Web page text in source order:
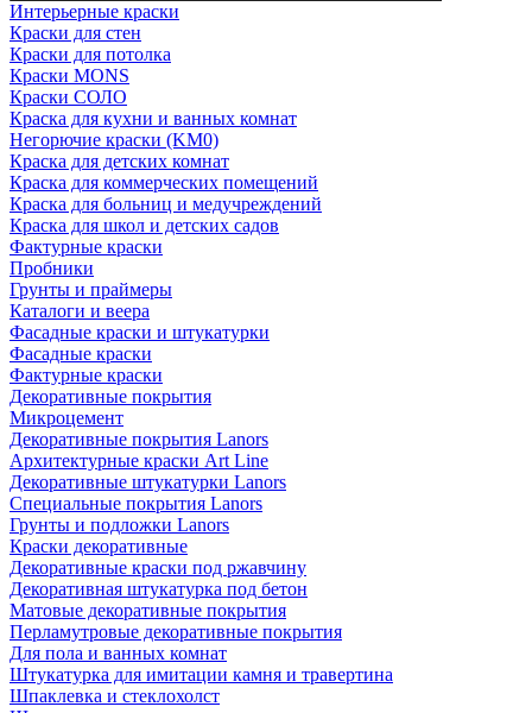
Интерьерные краски
Краски для стен
Краски для потолка
Краски MONS
Краски СОЛО
Краска для кухни и ванных комнат
Негорючие краски (KM0)
Краска для детских комнат
Краска для коммерческих помещений
Краска для больниц и медучреждений
Краска для школ и детских садов
Фактурные краски
Пробники
Грунты и праймеры
Каталоги и веера
Фасадные краски и штукатурки
Фасадные краски
Фактурные краски
Декоративные покрытия
Микроцемент
Декоративные покрытия Lanors
Архитектурные краски Art Line
Декоративные штукатурки Lanors
Специальные покрытия Lanors
Грунты и подложки Lanors
Краски декоративные
Декоративные краски под ржавчину
Декоративная штукатурка под бетон
Матовые декоративные покрытия
Перламутровые декоративные покрытия
Для пола и ванных комнат
Штукатурка для имитации камня и травертина
Шпаклевка и стеклохолст